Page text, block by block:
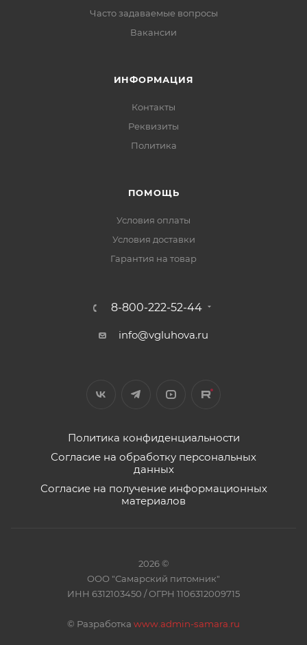
Часто задаваемые вопросы
Вакансии
ИНФОРМАЦИЯ
Контакты
Реквизиты
Политика
ПОМОЩЬ
Условия оплаты
Условия доставки
Гарантия на товар
8-800-222-52-44
info@vgluhova.ru
Политика конфиденциальности
Согласие на обработку персональных
данных
Согласие на получение информационных
материалов
2026 ©
ООО "Самарский питомник"
ИНН 6312103450 / ОГРН 1106312009715
© Разработка www.admin-samara.ru